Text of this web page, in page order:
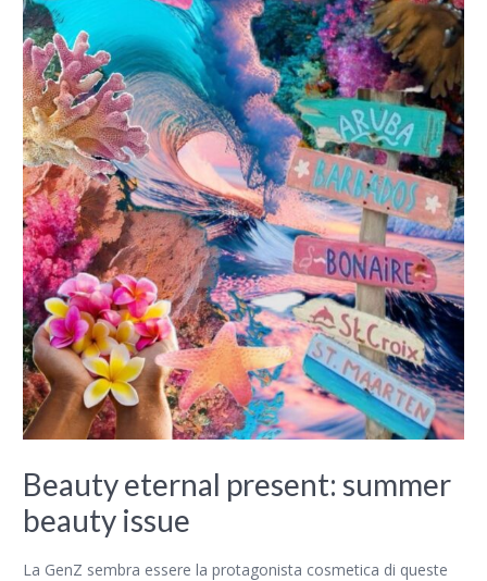
Beauty eternal present: summer
beauty issue
La GenZ sembra essere la protagonista cosmetica di queste